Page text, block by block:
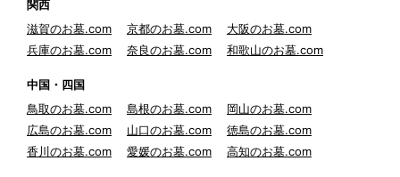
関西
滋賀のお墓.com
京都のお墓.com
大阪のお墓.com
兵庫のお墓.com
奈良のお墓.com 和歌山のお墓.com
中国・四国
鳥取のお墓.com
島根のお墓.com
岡山のお墓.com
広島のお墓.com
山口のお墓.com
徳島のお墓.com
香川のお墓.com
愛媛のお墓.com 高知のお墓.com